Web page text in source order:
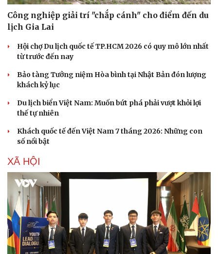
Di sản
Công nghiệp giải trí "chắp cánh" cho điểm đến du
lịch Gia Lai
Hội chợ Du lịch quốc tế TP.HCM 2026 có quy mô lớn nhất
từ trước đến nay
Bảo tàng Tưởng niệm Hòa bình tại Nhật Bản đón lượng
khách kỷ lục
Du lịch biển Việt Nam: Muốn bứt phá phải vượt khỏi lợi
thế tự nhiên
Khách quốc tế đến Việt Nam 7 tháng 2026: Những con
số nổi bật
XÃ HỘI